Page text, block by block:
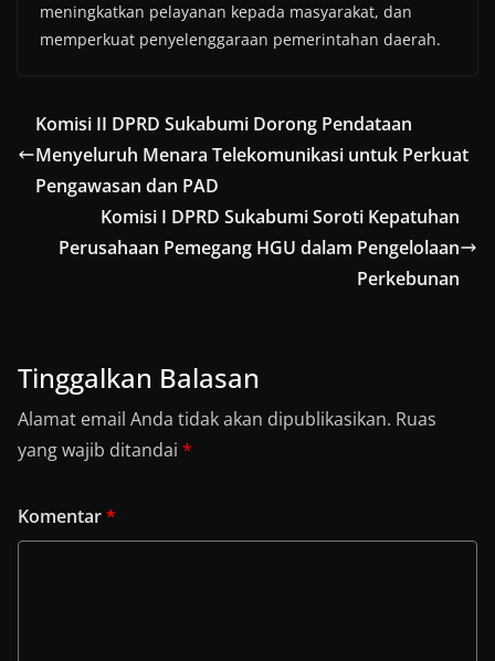
meningkatkan pelayanan kepada masyarakat, dan
memperkuat penyelenggaraan pemerintahan daerah.
Komisi II DPRD Sukabumi Dorong Pendataan
Menyeluruh Menara Telekomunikasi untuk Perkuat
Pengawasan dan PAD
Komisi I DPRD Sukabumi Soroti Kepatuhan
Perusahaan Pemegang HGU dalam Pengelolaan
Perkebunan
Tinggalkan Balasan
Alamat email Anda tidak akan dipublikasikan. Ruas
yang wajib ditandai *
Komentar*